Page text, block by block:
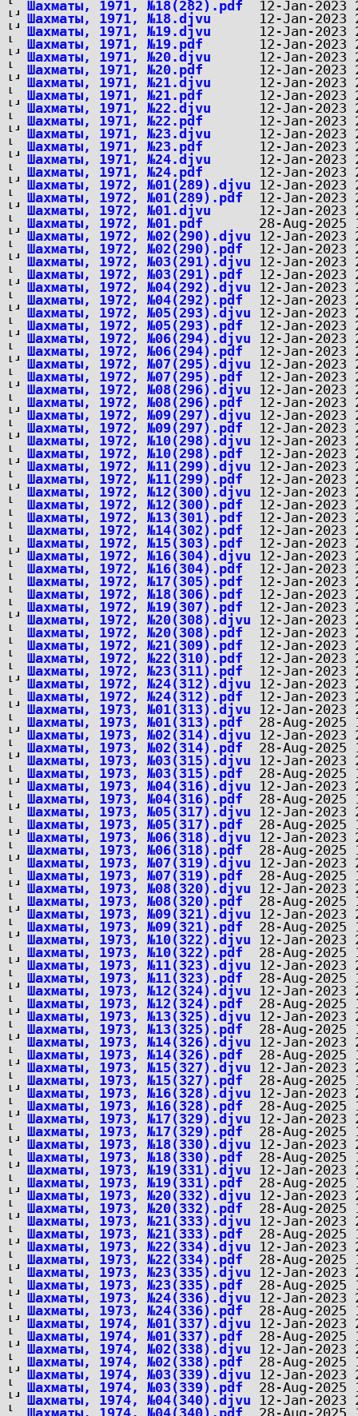
Шахматы, 1971, №18(282).pdf
Шахматы, 1971, №18.djvu
Шахматы, 1971, №19.djvu
Шахматы, 1971, №19.pdf
Шахматы, 1971, №20.djvu
Шахматы, 1971, №20.pdf
Шахматы, 1971, №21.djvu
Шахматы, 1971, №21.pdf
Шахматы, 1971, №22.djvu
Шахматы, 1971, №22.pdf
Шахматы, 1971, №23.djvu
Шахматы, 1971, №23.pdf
Шахматы, 1971, №24.djvu
Шахматы, 1971, №24.pdf
Шахматы, 1972, №01(289).djvu
Шахматы, 1972, №01(289).pdf
Шахматы, 1972, №01.djvu
Шахматы, 1972, №01.pdf
Шахматы, 1972, №02(290).djvu
Шахматы, 1972, №02(290).pdf
Шахматы, 1972, №03(291).djvu
Шахматы, 1972, №03(291).pdf
Шахматы, 1972, №04(292).djvu
Шахматы, 1972, №04(292).pdf
Шахматы, 1972, №05(293).djvu
Шахматы, 1972, №05(293).pdf
Шахматы, 1972, №06(294).djvu
Шахматы, 1972, №06(294).pdf
Шахматы, 1972, №07(295).djvu
Шахматы, 1972, №07(295).pdf
Шахматы, 1972, №08(296).djvu
Шахматы, 1972, №08(296).pdf
Шахматы, 1972, №09(297).djvu
Шахматы, 1972, №09(297).pdf
Шахматы, 1972, №10(298).djvu
Шахматы, 1972, №10(298).pdf
Шахматы, 1972, №11(299).djvu
Шахматы, 1972, №11(299).pdf
Шахматы, 1972, №12(300).djvu
Шахматы, 1972, №12(300).pdf
Шахматы, 1972, №13(301).pdf
Шахматы, 1972, №14(302).pdf
Шахматы, 1972, №15(303).pdf
Шахматы, 1972, №16(304).djvu
Шахматы, 1972, №16(304).pdf
Шахматы, 1972, №17(305).pdf
Шахматы, 1972, №18(306).pdf
Шахматы, 1972, №19(307).pdf
Шахматы, 1972, №20(308).djvu
Шахматы, 1972, №20(308).pdf
Шахматы, 1972, №21(309).pdf
Шахматы, 1972, №22(310).pdf
Шахматы, 1972, №23(311).pdf
Шахматы, 1972, №24(312).djvu
Шахматы, 1972, №24(312).pdf
Шахматы, 1973, №01(313).djvu
Шахматы, 1973, №01(313).pdf
Шахматы, 1973, №02(314).djvu
Шахматы, 1973, №02(314).pdf
Шахматы, 1973, №03(315).djvu
Шахматы, 1973, №03(315).pdf
Шахматы, 1973, №04(316).djvu
Шахматы, 1973, №04(316).pdf
Шахматы, 1973, №05(317).djvu
Шахматы, 1973, №05(317).pdf
Шахматы, 1973, №06(318).djvu
Шахматы, 1973, №06(318).pdf
Шахматы, 1973, №07(319).djvu
Шахматы, 1973, №07(319).pdf
Шахматы, 1973, №08(320).djvu
Шахматы, 1973, №08(320).pdf
Шахматы, 1973, №09(321).djvu
Шахматы, 1973, №09(321).pdf
Шахматы, 1973, №10(322).djvu
Шахматы, 1973, №10(322).pdf
Шахматы, 1973, №11(323).djvu
Шахматы, 1973, №11(323).pdf
Шахматы, 1973, №12(324).djvu
Шахматы, 1973, №12(324).pdf
Шахматы, 1973, №13(325).djvu
Шахматы, 1973, №13(325).pdf
Шахматы, 1973, №14(326).djvu
Шахматы, 1973, №14(326).pdf
Шахматы, 1973, №15(327).djvu
Шахматы, 1973, №15(327).pdf
Шахматы, 1973, №16(328).djvu
Шахматы, 1973, №16(328).pdf
Шахматы, 1973, №17(329).djvu
Шахматы, 1973, №17(329).pdf
Шахматы, 1973, №18(330).djvu
Шахматы, 1973, №18(330).pdf
Шахматы, 1973, №19(331).djvu
Шахматы, 1973, №19(331).pdf
Шахматы, 1973, №20(332).djvu
Шахматы, 1973, №20(332).pdf
Шахматы, 1973, №21(333).djvu
Шахматы, 1973, №21(333).pdf
Шахматы, 1973, №22(334).djvu
Шахматы, 1973, №22(334).pdf
Шахматы, 1973, №23(335).djvu
Шахматы, 1973, №23(335).pdf
Шахматы, 1973, №24(336).djvu
Шахматы, 1973, №24(336).pdf
Шахматы, 1974, №01(337).djvu
Шахматы, 1974, №01(337).pdf
Шахматы, 1974, №02(338).djvu
Шахматы, 1974, №02(338).pdf
Шахматы, 1974, №03(339).djvu
Шахматы, 1974, №03(339).pdf
Шахматы, 1974, №04(340).djvu
Шахматы, 1974, №04(340).pdf